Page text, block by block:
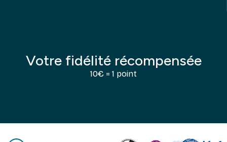
Votre fidélité récompensée
10€ = 1 point